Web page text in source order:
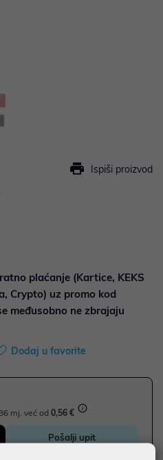
Ispiši proizvod
plaćanje (Kartice, KEKS
Crypto) uz promo kod
međusobno ne zbrajaju
Dodaj u favorite
mj. već od 0,56 €
Pošalji upit